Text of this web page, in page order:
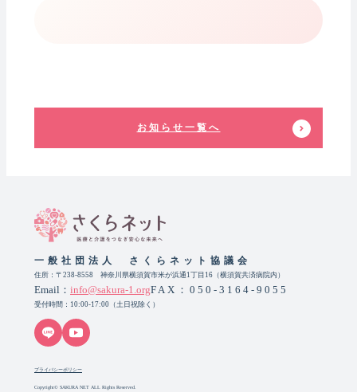
お知らせ一覧へ
一般社団法人 さくらネット協議会
住所：〒238-8558 神奈川県横須賀市米が浜通1丁目16（横須賀共済病院内）
Email： info@sakura-1.orgFAX：050-3164-9055
受付時間：10:00-17:00（土日祝除く）
プライバシーポリシー
Copyright© SAKURA NET ALL Rights Reserved.